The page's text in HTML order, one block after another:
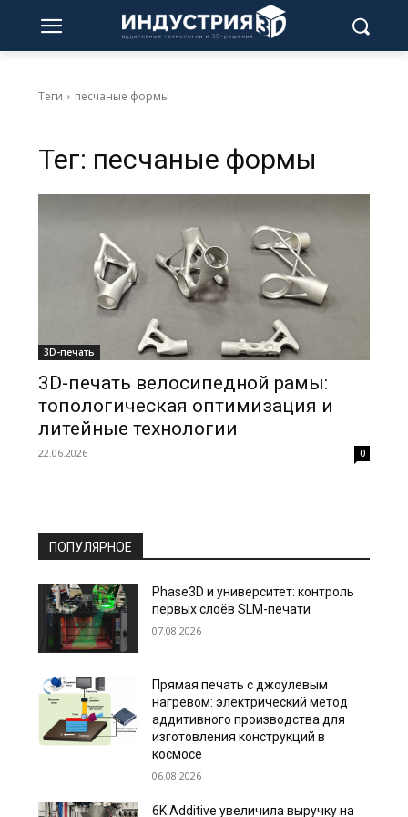
Теги песчаные формы
Тег: песчаные формы
3D-печать
3D-печать велосипедной рамы:
топологическая оптимизация и
литейные технологии
22.06.2026 0
ПОПУЛЯРНОЕ
Phase3D и университет: контроль
первых слоёв SLM-печати
07.08.2026
Прямая печать с джоулевым
нагревом: электрический метод
аддитивного производства для
изготовления конструкций в
космосе
06.08.2026
6K Additive увеличила выручку на